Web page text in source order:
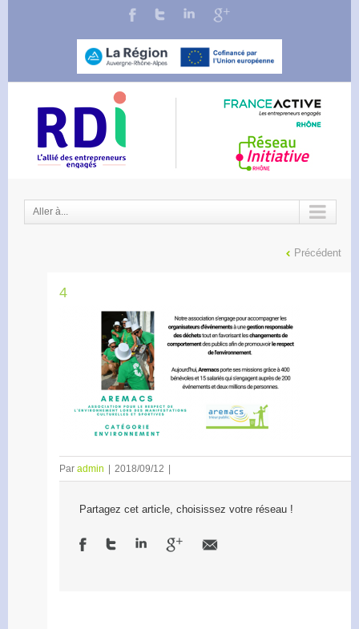
Aller à...
Précédent
4
Par admin 2018/09/12
Partagez cet article, choisissez votre réseau !